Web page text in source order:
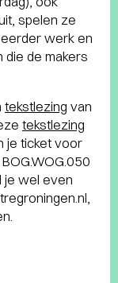
spelen ze
werk en
die de makers
tekstlezing van
tekstlezing
je ticket voor
je wel even